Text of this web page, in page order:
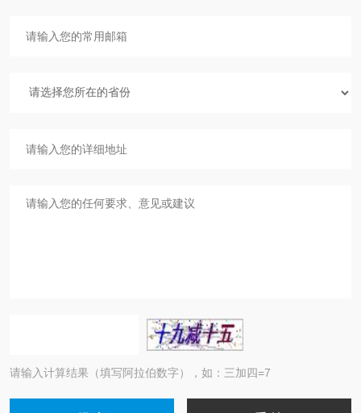
请输入计算结果（填写阿拉伯数字），如：三加四=7